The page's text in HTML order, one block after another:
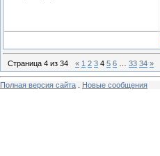
Страница 4 из 34 « 1 2 3 4 5 6 33 34 »
Полная версия сайта Новые сообщения